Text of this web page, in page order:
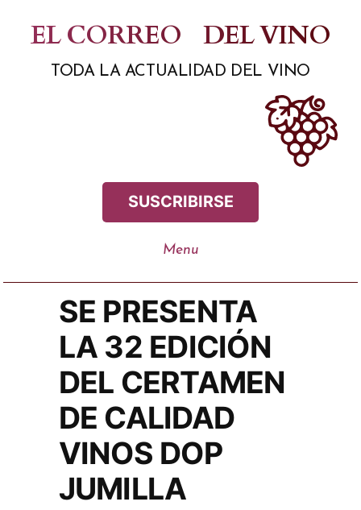
contenido
EL CORREO DEL VINO
TODA LA ACTUALIDAD DEL VINO
SUSCRIBIRSE
SE PRESENTA
LA 32 EDICIÓN
DEL CERTAMEN
DE CALIDAD
VINOS DOP
JUMILLA